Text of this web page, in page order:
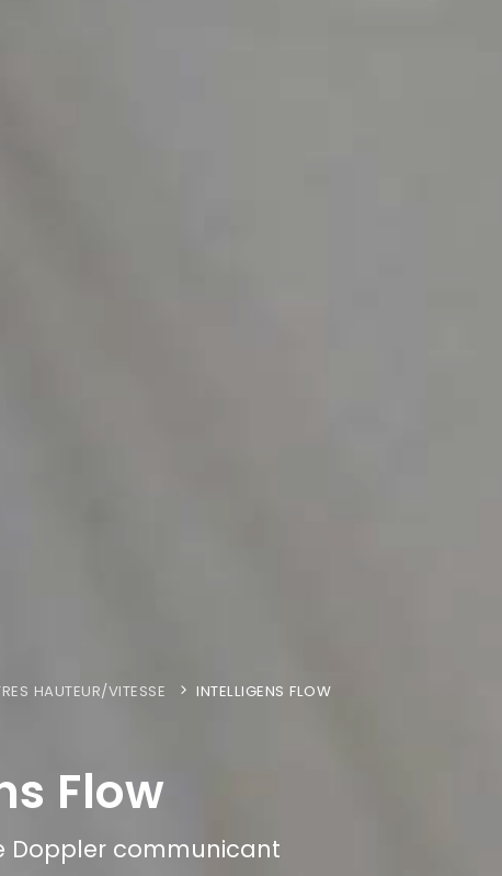
HAUTEUR/VITESSE INTELLIGENS FLOW
Flow
Doppler communicant